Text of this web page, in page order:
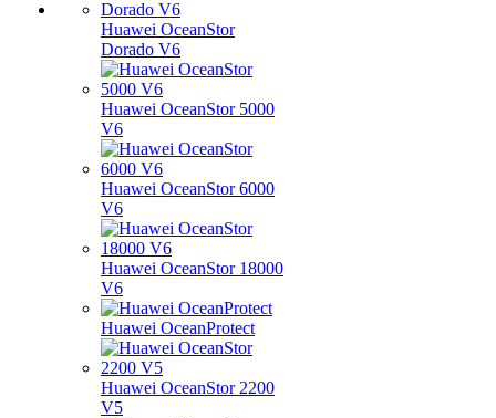
Huawei OceanStor
Dorado V6
Huawei OceanStor 5000
V6
Huawei OceanStor 6000
V6
Huawei OceanStor 18000
V6
Huawei OceanProtect
Huawei OceanStor 2200
V5